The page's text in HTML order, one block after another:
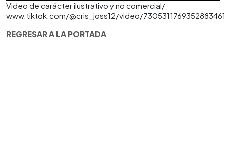
Video de carácter ilustrativo y no comercial/
www.tiktok.com/@cris_joss12/video/7305311769352883461
REGRESAR A LA PORTADA